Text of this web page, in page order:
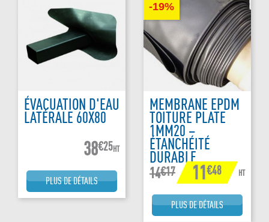
ÉVACUATION D'EAU
LATÉRALE 60X80
38€25HT
PLUS DE DÉTAILS
MEMBRANE EPDM
TOITURE PLATE
1MM20 –
ÉTANCHÉITÉ
DURABLE
14€17 11€48 HT
-19%
PLUS DE DÉTAILS